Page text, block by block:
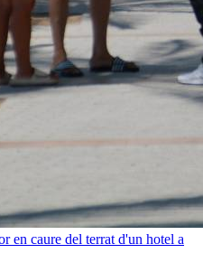
en caure del terrat d'un hotel a